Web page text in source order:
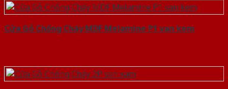
Cửa Gỗ Chống Cháy MDF Melamine P1 van kem